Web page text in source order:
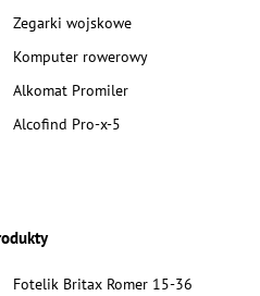
Zegarki wojskowe
Komputer rowerowy
Alkomat Promiler
Alcofind Pro-x-5
Fotelik Britax Romer 15-36